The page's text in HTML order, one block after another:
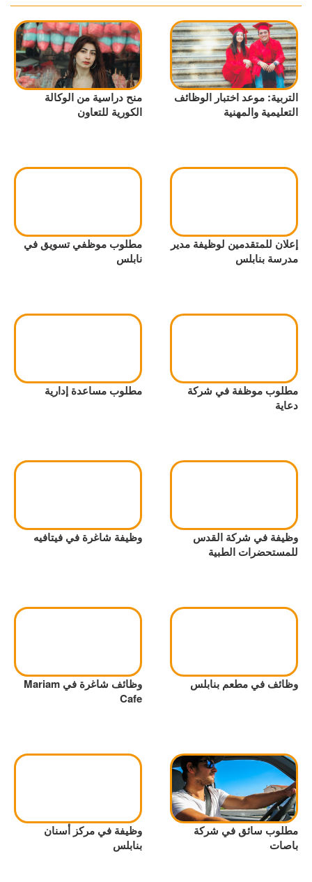
التربية: موعد اختبار الوظائف
التعليمية والمهنية
منح دراسية من الوكالة
الكورية للتعاون
إعلان للمتقدمين لوظيفة مدير
مدرسة بنابلس
مطلوب موظفي تسويق في
نابلس
مطلوب موظفة في شركة
دعاية
مطلوب مساعدة إدارية
وظيفة في شركة القدس
للمستحضرات الطبية
وظيفة شاغرة في فيتافيه
وظائف في مطعم بنابلس
وظائف شاغرة في Mariam
Cafe
مطلوب سائق في شركة
باصات
وظيفة في مركز أسنان
بنابلس